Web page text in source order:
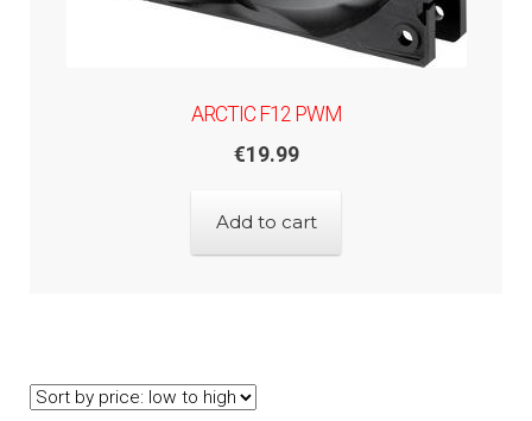
ARCTIC F12 PWM
€19.99
Add to cart